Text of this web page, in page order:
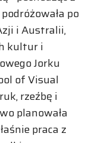
po
i Australii,
kultur i
Jorku
of Visual
rzeźbę i
planowała
praca z